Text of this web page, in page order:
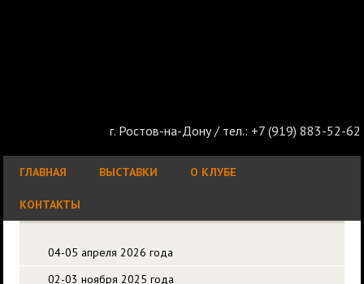
г. Ростов-на-Дону / тел.: +7 (919) 883-52-62
ГЛАВНАЯ ВЫСТАВКИ О КЛУБЕ
КОНТАКТЫ
04-05 апреля 2026 года
02-03 ноября 2025 года